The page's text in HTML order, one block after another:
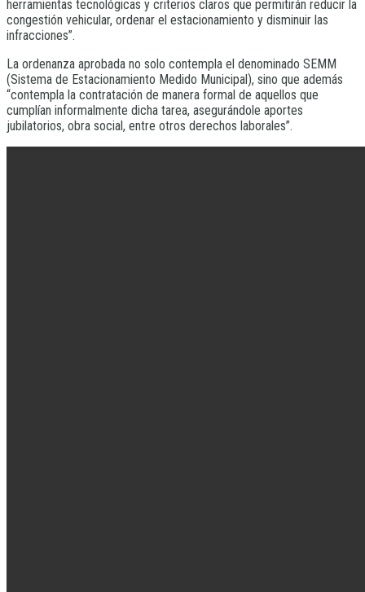
herramientas tecnológicas y criterios claros que permitirán reducir la
congestión vehicular, ordenar el estacionamiento y disminuir las
infracciones”.
La ordenanza aprobada no solo contempla el denominado SEMM
(Sistema de Estacionamiento Medido Municipal), sino que además
“contempla la contratación de manera formal de aquellos que
cumplían informalmente dicha tarea, asegurándole aportes
jubilatorios, obra social, entre otros derechos laborales”.